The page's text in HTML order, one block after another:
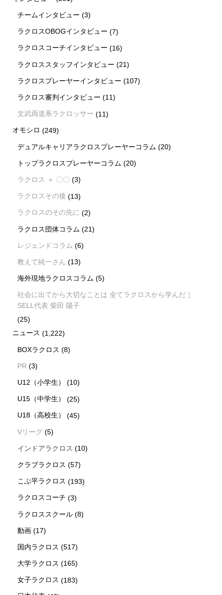
チームインタビュー (3)
ラクロスOBOGインタビュー (7)
ラクロスコーチインタビュー (16)
ラクロススタッフインタビュー (21)
ラクロスプレーヤーインタビュー (107)
ラクロス審判インタビュー (11)
文武両道系ラクロッサー (11)
オモシロ (249)
デュアルキャリアラクロスプレーヤーコラム (20)
トップラクロスプレーヤーコラム (20)
ラクロス ＋ 〇〇 (3)
ラクロスその後 (13)
ラクロスのその先に (2)
ラクロス団体コラム (21)
レジェンドコラム (6)
教えて純一さん (13)
海外現地ラクロスコラム (5)
社会に出てから大切なことは 全てラクロスから学んだ｜
SELL代表 柴田 陽子
(25)
ニュース (1,222)
BOXラクロス (8)
PR (3)
U12（小学生） (10)
U15（中学生） (25)
U18（高校生） (45)
Vリーグ (5)
インドアラクロス (10)
クラブラクロス (57)
こぶ平ラクロス (193)
ラクロスコーチ (3)
ラクロススクール (8)
動画 (17)
国内ラクロス (517)
大学ラクロス (165)
女子ラクロス (183)